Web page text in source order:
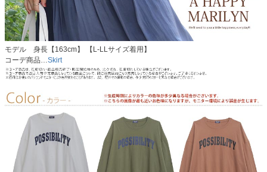
モデル 身長【163cm】 【L-LLサイズ着用】
コーデ商品… Skirt